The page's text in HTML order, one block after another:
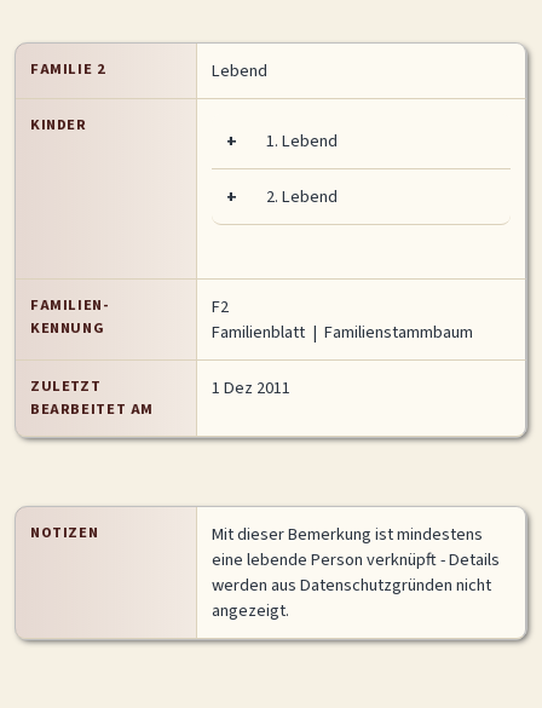
FAMILIE 2 Lebend
KINDER
+ 1.Lebend
+ 2.Lebend
FAMILIEN-
KENNUNG
F2
Familienblatt | Familienstammbaum
ZULETZT
BEARBEITET AM
1 Dez 2011
NOTIZEN
Mit dieser Bemerkung ist mindestens
eine lebende Person verknüpft - Details
werden aus Datenschutzgründen nicht
angezeigt.